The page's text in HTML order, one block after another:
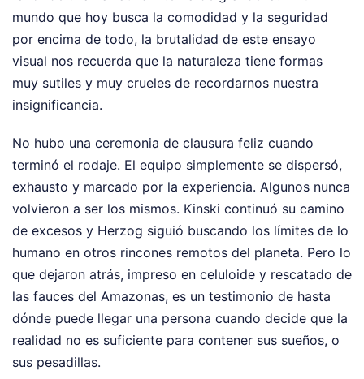
mundo que hoy busca la comodidad y la seguridad
por encima de todo, la brutalidad de este ensayo
visual nos recuerda que la naturaleza tiene formas
muy sutiles y muy crueles de recordarnos nuestra
insignificancia.
No hubo una ceremonia de clausura feliz cuando
terminó el rodaje. El equipo simplemente se dispersó,
exhausto y marcado por la experiencia. Algunos nunca
volvieron a ser los mismos. Kinski continuó su camino
de excesos y Herzog siguió buscando los límites de lo
humano en otros rincones remotos del planeta. Pero lo
que dejaron atrás, impreso en celuloide y rescatado de
las fauces del Amazonas, es un testimonio de hasta
dónde puede llegar una persona cuando decide que la
realidad no es suficiente para contener sus sueños, o
sus pesadillas.